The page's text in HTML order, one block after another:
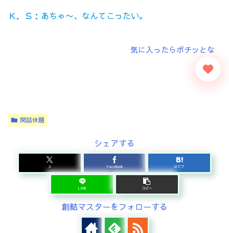
Ｋ．Ｓ：あちゃ〜、なんてこったい。
閑話休題
シェアする
X Facebook はてブ
LINE コピー
創結マスターをフォローする